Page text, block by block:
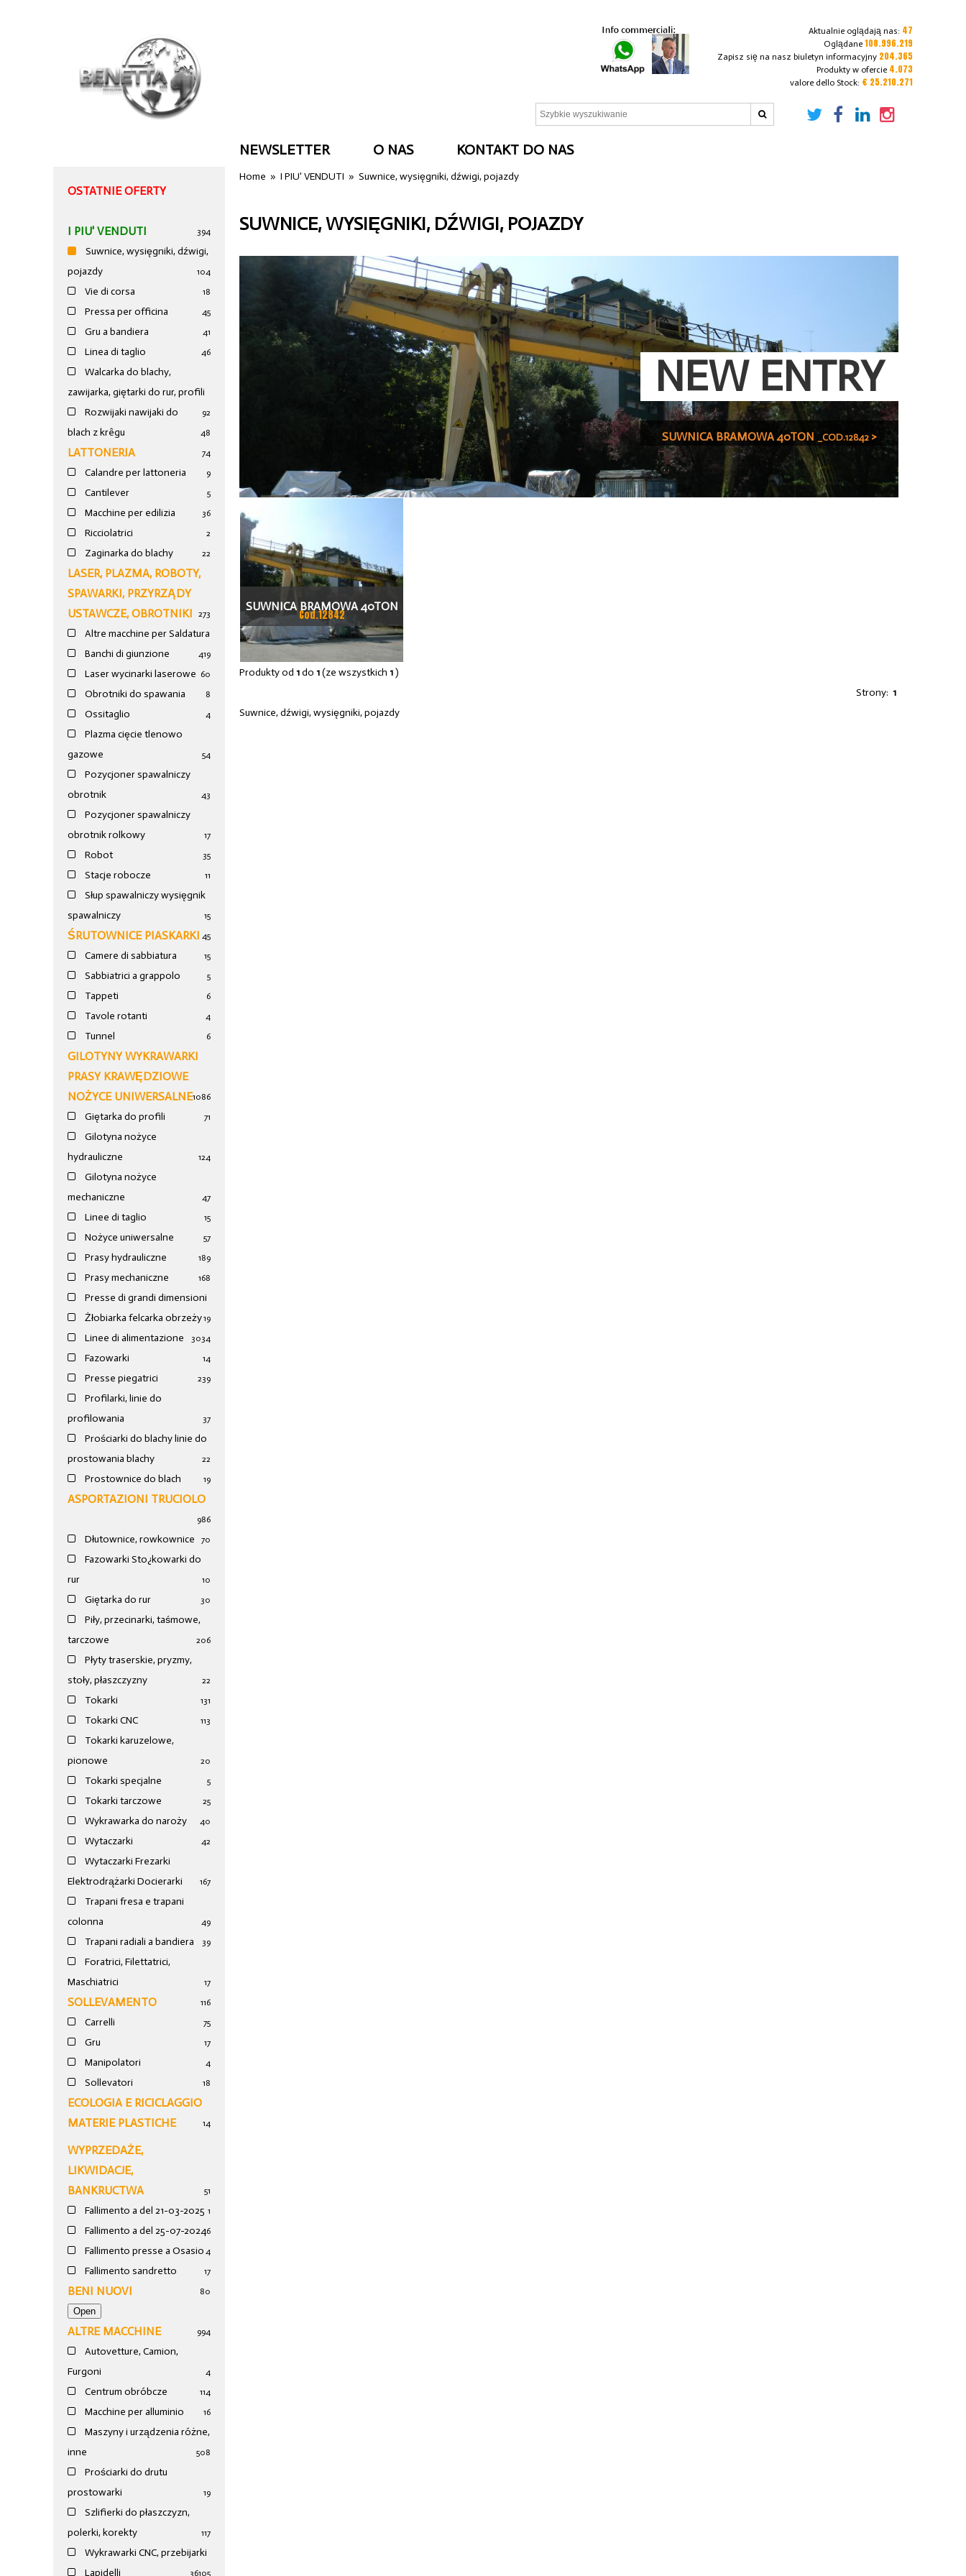
Aktualnie oglądają nas: 47
Oglądane 108.996.219
Zapisz się na nasz biuletyn informacyjny 204.365
Produkty w ofercie 4.073
valore dello Stock: € 25.210.271
NEWSLETTER O NAS KONTAKT DO NAS
OSTATNIE OFERTY
I PIU' VENDUTI 394
Suwnice, wysięgniki, dźwigi,
pojazdy
104
Vie di corsa 18
Pressa per officina 45
Gru a bandiera 41
Linea di taglio 46
Walcarka do blachy,
zawijarka, giętarki do rur, profili
92
Rozwijaki nawijaki do
blach z krêgu
48
LATTONERIA 74
Calandre per lattoneria 9
Cantilever 5
Macchine per edilizia 36
Ricciolatrici 2
Zaginarka do blachy 22
LASER, PLAZMA, ROBOTY,
SPAWARKI, PRZYRZĄDY
USTAWCZE, OBROTNIKI
273
Altre macchine per Saldatura
19
Banchi di giunzione 4
Laser wycinarki laserowe 60
Obrotniki do spawania 8
Ossitaglio 4
Plazma cięcie tlenowo
gazowe
54
Pozycjoner spawalniczy
obrotnik
43
Pozycjoner spawalniczy
obrotnik rolkowy
17
Robot 35
Stacje robocze 11
Słup spawalniczy wysięgnik
spawalniczy
15
ŚRUTOWNICE PIASKARKI 45
Camere di sabbiatura 15
Sabbiatrici a grappolo 5
Tappeti 6
Tavole rotanti 4
Tunnel 6
GILOTYNY WYKRAWARKI
PRASY KRAWĘDZIOWE
NOŻYCE UNIWERSALNE1086
Giętarka do profili 71
Gilotyna nożyce
hydrauliczne
124
Gilotyna nożyce
mechaniczne
47
Linee di taglio 15
Nożyce uniwersalne 57
Prasy hydrauliczne 189
Prasy mechaniczne 168
Presse di grandi dimensioni
19
Żłobiarka felcarka obrzeży
34
Linee di alimentazione 30
Fazowarki 14
Presse piegatrici 239
Profilarki, linie do
profilowania
37
Prościarki do blachy linie do
prostowania blachy
22
Prostownice do blach 19
ASPORTAZIONI TRUCIOLO
986
Dłutownice, rowkownice 70
Fazowarki Sto¿kowarki do
rur
10
Giętarka do rur 30
Piły, przecinarki, taśmowe,
tarczowe
206
Płyty traserskie, pryzmy,
stoły, płaszczyzny
22
Tokarki 131
Tokarki CNC 113
Tokarki karuzelowe,
pionowe
20
Tokarki specjalne 5
Tokarki tarczowe 25
Wykrawarka do naroży 40
Wytaczarki 42
Wytaczarki Frezarki
Elektrodrążarki Docierarki
167
Trapani fresa e trapani
colonna
49
Trapani radiali a bandiera 39
Foratrici, Filettatrici,
Maschiatrici
17
SOLLEVAMENTO 116
Carrelli 75
Gru 17
Manipolatori 4
Sollevatori 18
ECOLOGIA E RICICLAGGIO
MATERIE PLASTICHE
14
WYPRZEDAŻE,
LIKWIDACJE,
BANKRUCTWA
51
Fallimento a del 21-03-2025 1
Fallimento a del 25-07-20246
Fallimento presse a Osasio 4
Fallimento sandretto 17
BENI NUOVI 80
ALTRE MACCHINE 994
Autovetture, Camion,
Furgoni
4
Centrum obróbcze 114
Macchine per alluminio 16
Maszyny i urządzenia różne,
inne
508
Prościarki do drutu
prostowarki
19
Szlifierki do płaszczyzn,
polerki, korekty
117
Wykrawarki CNC, przebijarki
105
Lapidelli 36
Home »I PIU' VENDUTI »Suwnice, wysięgniki, dźwigi, pojazdy
SUWNICE, WYSIĘGNIKI, DŹWIGI, POJAZDY
NEW ENTRY
SUWNICA BRAMOWA 40TON _COD.12842 >
SUWNICA BRAMOWA 40TON
Cod.12842
Produkty od1do1(ze wszystkich1)
Strony: 1
Suwnice, dźwigi, wysięgniki, pojazdy